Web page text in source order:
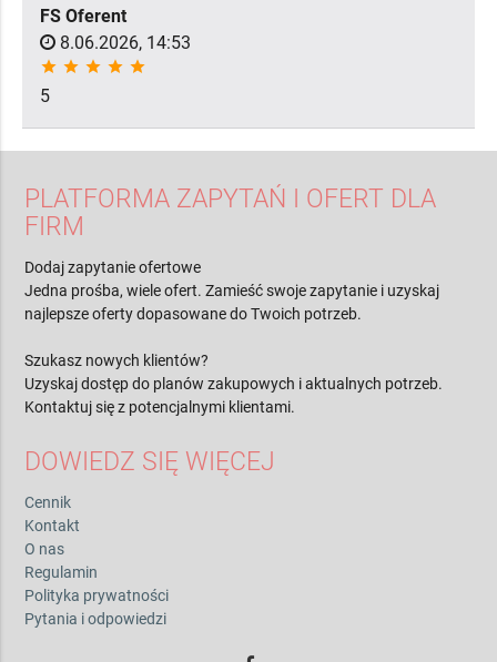
FS Oferent
8.06.2026, 14:53
star star star star star
5
PLATFORMA ZAPYTAŃ I OFERT DLA
FIRM
Dodaj zapytanie ofertowe
Jedna prośba, wiele ofert. Zamieść swoje zapytanie i uzyskaj
najlepsze oferty dopasowane do Twoich potrzeb.
Szukasz nowych klientów?
Uzyskaj dostęp do planów zakupowych i aktualnych potrzeb.
Kontaktuj się z potencjalnymi klientami.
DOWIEDZ SIĘ WIĘCEJ
Cennik
Kontakt
O nas
Regulamin
Polityka prywatności
Pytania i odpowiedzi